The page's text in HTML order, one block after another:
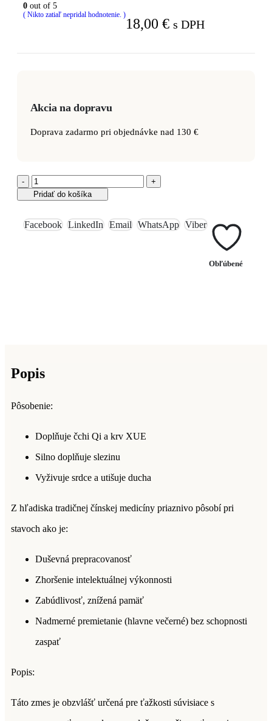
0 out of 5
( Nikto zatiaľ nepridal hodnotenie. )
18,00 € s DPH
Akcia na dopravu
Doprava zadarmo pri objednávke nad 130 €
-
+
Pridať do košíka
Facebook LinkedIn Email WhatsApp Viber
Obľúbené
Popis
Pôsobenie:
Doplňuje čchi Qi a krv XUE
Silno doplňuje slezinu
Vyživuje srdce a utišuje ducha
Z hľadiska tradičnej čínskej medicíny priaznivo pôsobí pri
stavoch ako je:
Duševná prepracovanosť
Zhoršenie intelektuálnej výkonnosti
Zabúdlivosť, znížená pamäť
Nadmerné premietanie (hlavne večerné) bez schopnosti
zaspať
Popis:
Táto zmes je obzvlášť určená pre ťažkosti súvisiace s